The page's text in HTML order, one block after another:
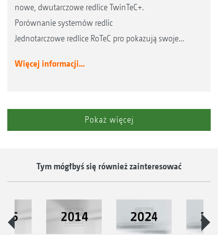
nowe, dwutarczowe redlice TwinTeC+.
Porównanie systemów redlic
Jednotarczowe redlice RoTeC pro pokazują swoje...
Więcej informacji...
Pokaż więcej
Tym mógłbyś się również zainteresować